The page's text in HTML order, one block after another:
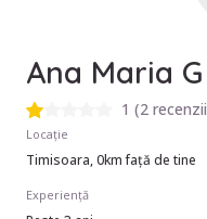
Ana Maria G
1 (2 recenzii
Locație
Timisoara, 0km față de tine
Experiență